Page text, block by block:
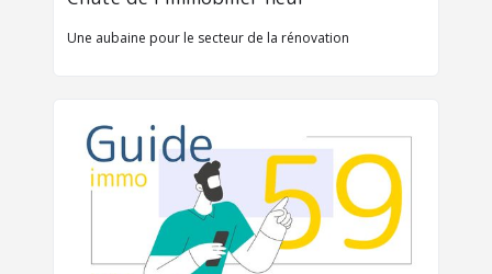
Une aubaine pour le secteur de la rénovation